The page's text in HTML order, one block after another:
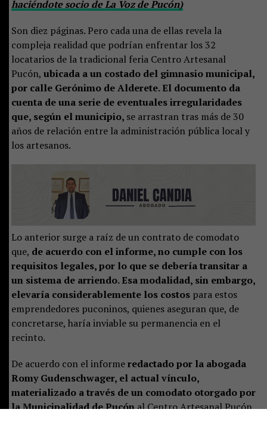
haciéndote socio de La Voz de Pucón)
Son diez páginas. Pero cada una de ellas revela la
compleja realidad que podrían enfrentar los 32
locatarios de la tradicional feria Centro Artesanal
Pucón, ubicada a un costado del gimnasio municipal,
por calle Gerónimo de Alderete. El documento da
cuenta de una serie de eventuales irregularidades
que, según el municipio, se arrastran tras más de 30
años de relación entre la administración pública local y
los artesanos.
Lo anterior surge a raíz de un contrato de comodato
que, de acuerdo con el informe, no cumple con los
requisitos legales, por lo que se debería transitar a
un sistema de arriendo. Esa modalidad, sin embargo,
elevaría considerablemente los costospara estos
emprendedores puconinos, quienes aseguran que, de
concretarse, haría inviable su permanencia en el
recinto.
De acuerdo con el informeredactado por la abogada
Romy Gudenschwager, el actual vínculo,
materializado a través de un comodato otorgado por
la Municipalidad de Pucónal Centro Artesanal Pucón,